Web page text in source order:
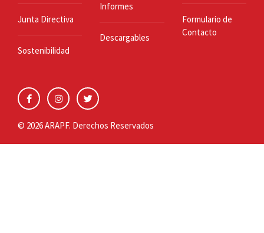
Junta Directiva
Sostenibilidad
Informes
Descargables
Formulario de
Contacto
© 2026 ARAPF. Derechos Reservados